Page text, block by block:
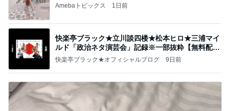
Amebaトピックス 1日前
快楽亭ブラック★立川談四楼★松本ヒロ★三浦マイ
ルド「政治ネタ演芸会」記録※一部抜粋【無料配
信】
快楽亭ブラック★オフィシャルブログ 9日前